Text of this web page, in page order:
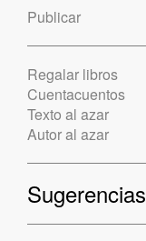
Publicar
Regalar libros
Cuentacuentos
Texto al azar
Autor al azar
Sugerencias